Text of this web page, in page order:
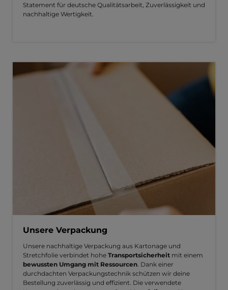
Statement für deutsche Qualitätsarbeit, Zuverlässigkeit und
nachhaltige Wertigkeit.
Unsere Verpackung
Unsere nachhaltige Verpackung aus Kartonage und
Stretchfolie verbindet hohe Transportsicherheit mit einem
bewussten Umgang mit Ressourcen . Dank einer
durchdachten Verpackungstechnik schützen wir deine
Bestellung zuverlässig und effizient. Die verwendete